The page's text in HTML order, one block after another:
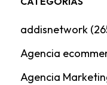
addisnetwork
Agencia
Agencia